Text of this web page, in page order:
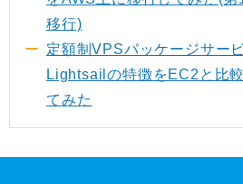
移行)
定額制VPSパッケージサー
Lightsailの特徴をEC2と比
てみた